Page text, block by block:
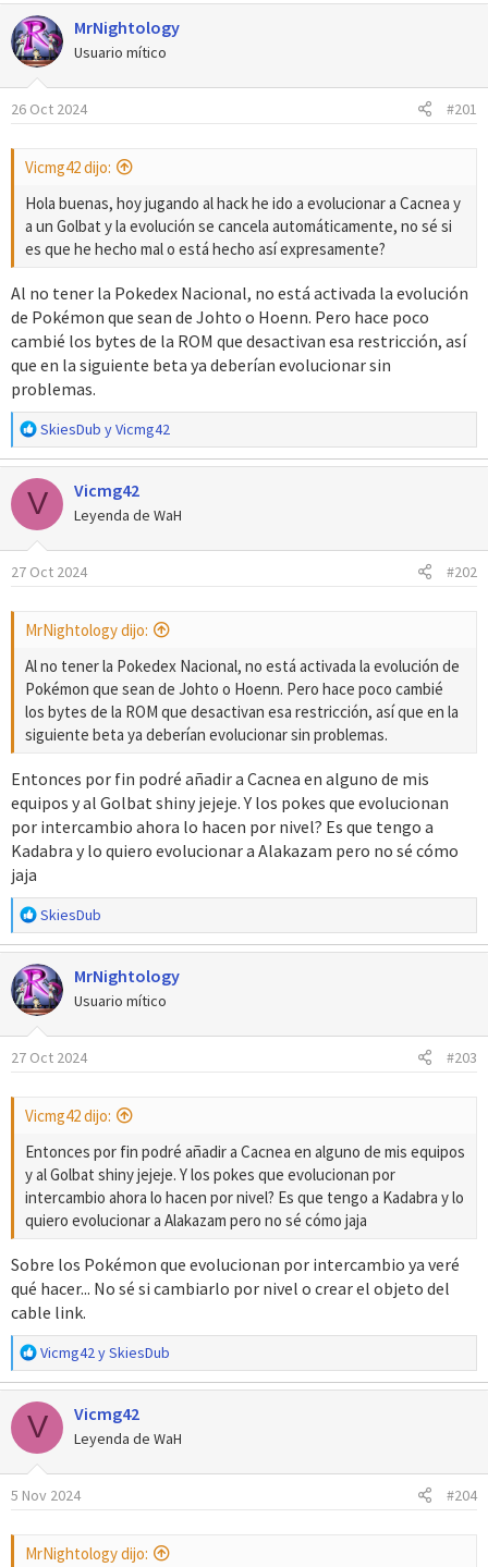
MrNightology
Usuario mítico
26 Oct 2024 #201
Vicmg42 dijo:
Hola buenas, hoy jugando al hack he ido a evolucionar a Cacnea y
a un Golbat y la evolución se cancela automáticamente, no sé si
es que he hecho mal o está hecho así expresamente?
Al no tener la Pokedex Nacional, no está activada la evolución
de Pokémon que sean de Johto o Hoenn. Pero hace poco
cambié los bytes de la ROM que desactivan esa restricción, así
que en la siguiente beta ya deberían evolucionar sin
problemas.
R
e
a
c
c
i
o
n
:
SkiesDub yVicmg42
V Vicmg42
Leyenda de WaH
27 Oct 2024 #202
MrNightology dijo:
Al no tener la Pokedex Nacional, no está activada la evolución de
Pokémon que sean de Johto o Hoenn. Pero hace poco cambié
los bytes de la ROM que desactivan esa restricción, así que en la
siguiente beta ya deberían evolucionar sin problemas.
Entonces por fin podré añadir a Cacnea en alguno de mis
equipos y al Golbat shiny jejeje. Y los pokes que evolucionan
por intercambio ahora lo hacen por nivel? Es que tengo a
Kadabra y lo quiero evolucionar a Alakazam pero no sé cómo
jaja
R
e
a
c
c
i
o
n
:
SkiesDub
MrNightology
Usuario mítico
27 Oct 2024 #203
Vicmg42 dijo:
Entonces por fin podré añadir a Cacnea en alguno de mis equipos
y al Golbat shiny jejeje. Y los pokes que evolucionan por
intercambio ahora lo hacen por nivel? Es que tengo a Kadabra y lo
quiero evolucionar a Alakazam pero no sé cómo jaja
Sobre los Pokémon que evolucionan por intercambio ya veré
qué hacer... No sé si cambiarlo por nivel o crear el objeto del
cable link.
R
e
a
c
c
i
o
n
:
Vicmg42ySkiesDub
V Vicmg42
Leyenda de WaH
5 Nov 2024 #204
MrNightology dijo: